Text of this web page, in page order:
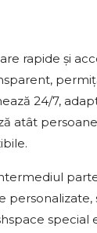
rapide și
24/7,
atât